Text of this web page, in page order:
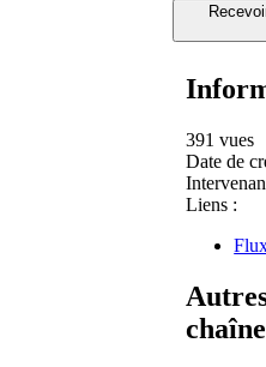
391 vues
Date de
Liens :